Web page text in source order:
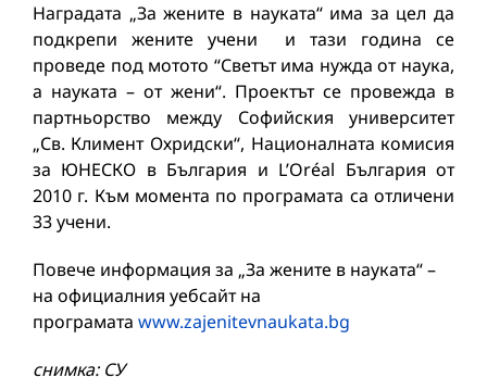
Наградата „За жените в науката“ има за цел да
подкрепи жените учени и тази година се
проведе под мотото “Светът има нужда от наука,
а науката – от жени“. Проектът се провежда в
партньорство между Софийския университет
„Св. Климент Охридски“, Националната комисия
за ЮНЕСКО в България и L’Oréal България от
2010 г. Към момента по програмата са отличени
33 учени.
Повече информация за „За жените в науката“ –
на официалния уебсайт на
програмата www.zajenitevnaukata.bg
снимка: СУ